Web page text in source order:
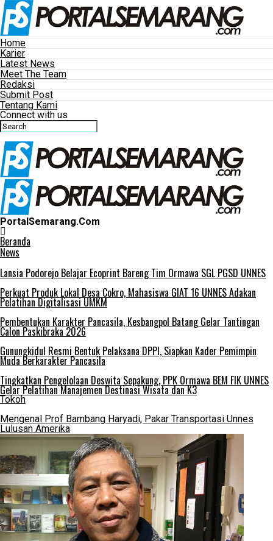
Home
Karier
Latest News
Meet The Team
Redaksi
Submit Post
Tentang Kami
Connect with us
PortalSemarang.Com
Beranda
News
Lansia Podorejo Belajar Ecoprint Bareng Tim Ormawa SGL PGSD UNNES
Perkuat Produk Lokal Desa Cokro, Mahasiswa GIAT 16 UNNES Adakan
Pelatihan Digitalisasi UMKM
Pembentukan Karakter Pancasila, Kesbangpol Batang Gelar Tantingan
Calon Paskibraka 2026
Gunungkidul Resmi Bentuk Pelaksana DPPI, Siapkan Kader Pemimpin
Muda Berkarakter Pancasila
Tingkatkan Pengelolaan Deswita Sepakung, PPK Ormawa BEM FIK UNNES
Gelar Pelatihan Manajemen Destinasi Wisata dan K3
Tokoh
Mengenal Prof Bambang Haryadi, Pakar Transportasi Unnes
Lulusan Amerika